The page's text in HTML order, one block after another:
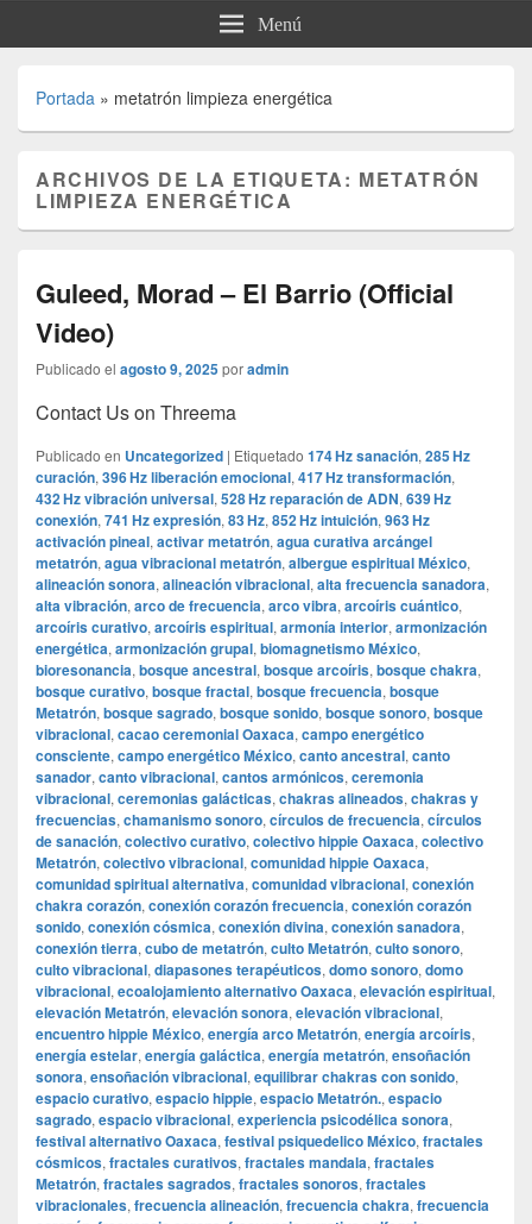
Menú
Portada » metatrón limpieza energética
ARCHIVOS DE LA ETIQUETA: METATRÓN
LIMPIEZA ENERGÉTICA
Guleed, Morad – El Barrio (Official
Video)
Publicado el agosto 9, 2025poradmin
Contact Us on Threema
Publicado en Uncategorized | Etiquetado 174 Hz sanación, 285 Hz
curación, 396 Hz liberación emocional, 417 Hz transformación,
432 Hz vibración universal, 528 Hz reparación de ADN, 639 Hz
conexión, 741 Hz expresión, 83 Hz, 852 Hz intuición, 963 Hz
activación pineal, activar metatrón, agua curativa arcángel
metatrón, agua vibracional metatrón, albergue espiritual México,
alineación sonora, alineación vibracional, alta frecuencia sanadora,
alta vibración, arco de frecuencia, arco vibra, arcoíris cuántico,
arcoíris curativo, arcoíris espiritual, armonía interior, armonización
energética, armonización grupal, biomagnetismo México,
bioresonancia, bosque ancestral, bosque arcoíris, bosque chakra,
bosque curativo, bosque fractal, bosque frecuencia, bosque
Metatrón, bosque sagrado, bosque sonido, bosque sonoro, bosque
vibracional, cacao ceremonial Oaxaca, campo energético
consciente, campo energético México, canto ancestral, canto
sanador, canto vibracional, cantos armónicos, ceremonia
vibracional, ceremonias galácticas, chakras alineados, chakras y
frecuencias, chamanismo sonoro, círculos de frecuencia, círculos
de sanación, colectivo curativo, colectivo hippie Oaxaca, colectivo
Metatrón, colectivo vibracional, comunidad hippie Oaxaca,
comunidad spiritual alternativa, comunidad vibracional, conexión
chakra corazón, conexión corazón frecuencia, conexión corazón
sonido, conexión cósmica, conexión divina, conexión sanadora,
conexión tierra, cubo de metatrón, culto Metatrón, culto sonoro,
culto vibracional, diapasones terapéuticos, domo sonoro, domo
vibracional, ecoalojamiento alternativo Oaxaca, elevación espiritual,
elevación Metatrón, elevación sonora, elevación vibracional,
encuentro hippie México, energía arco Metatrón, energía arcoíris,
energía estelar, energía galáctica, energía metatrón, ensoñación
sonora, ensoñación vibracional, equilibrar chakras con sonido,
espacio curativo, espacio hippie, espacio Metatrón., espacio
sagrado, espacio vibracional, experiencia psicodélica sonora,
festival alternativo Oaxaca, festival psiquedelico México, fractales
cósmicos, fractales curativos, fractales mandala, fractales
Metatrón, fractales sagrados, fractales sonoros, fractales
vibracionales, frecuencia alineación, frecuencia chakra, frecuencia